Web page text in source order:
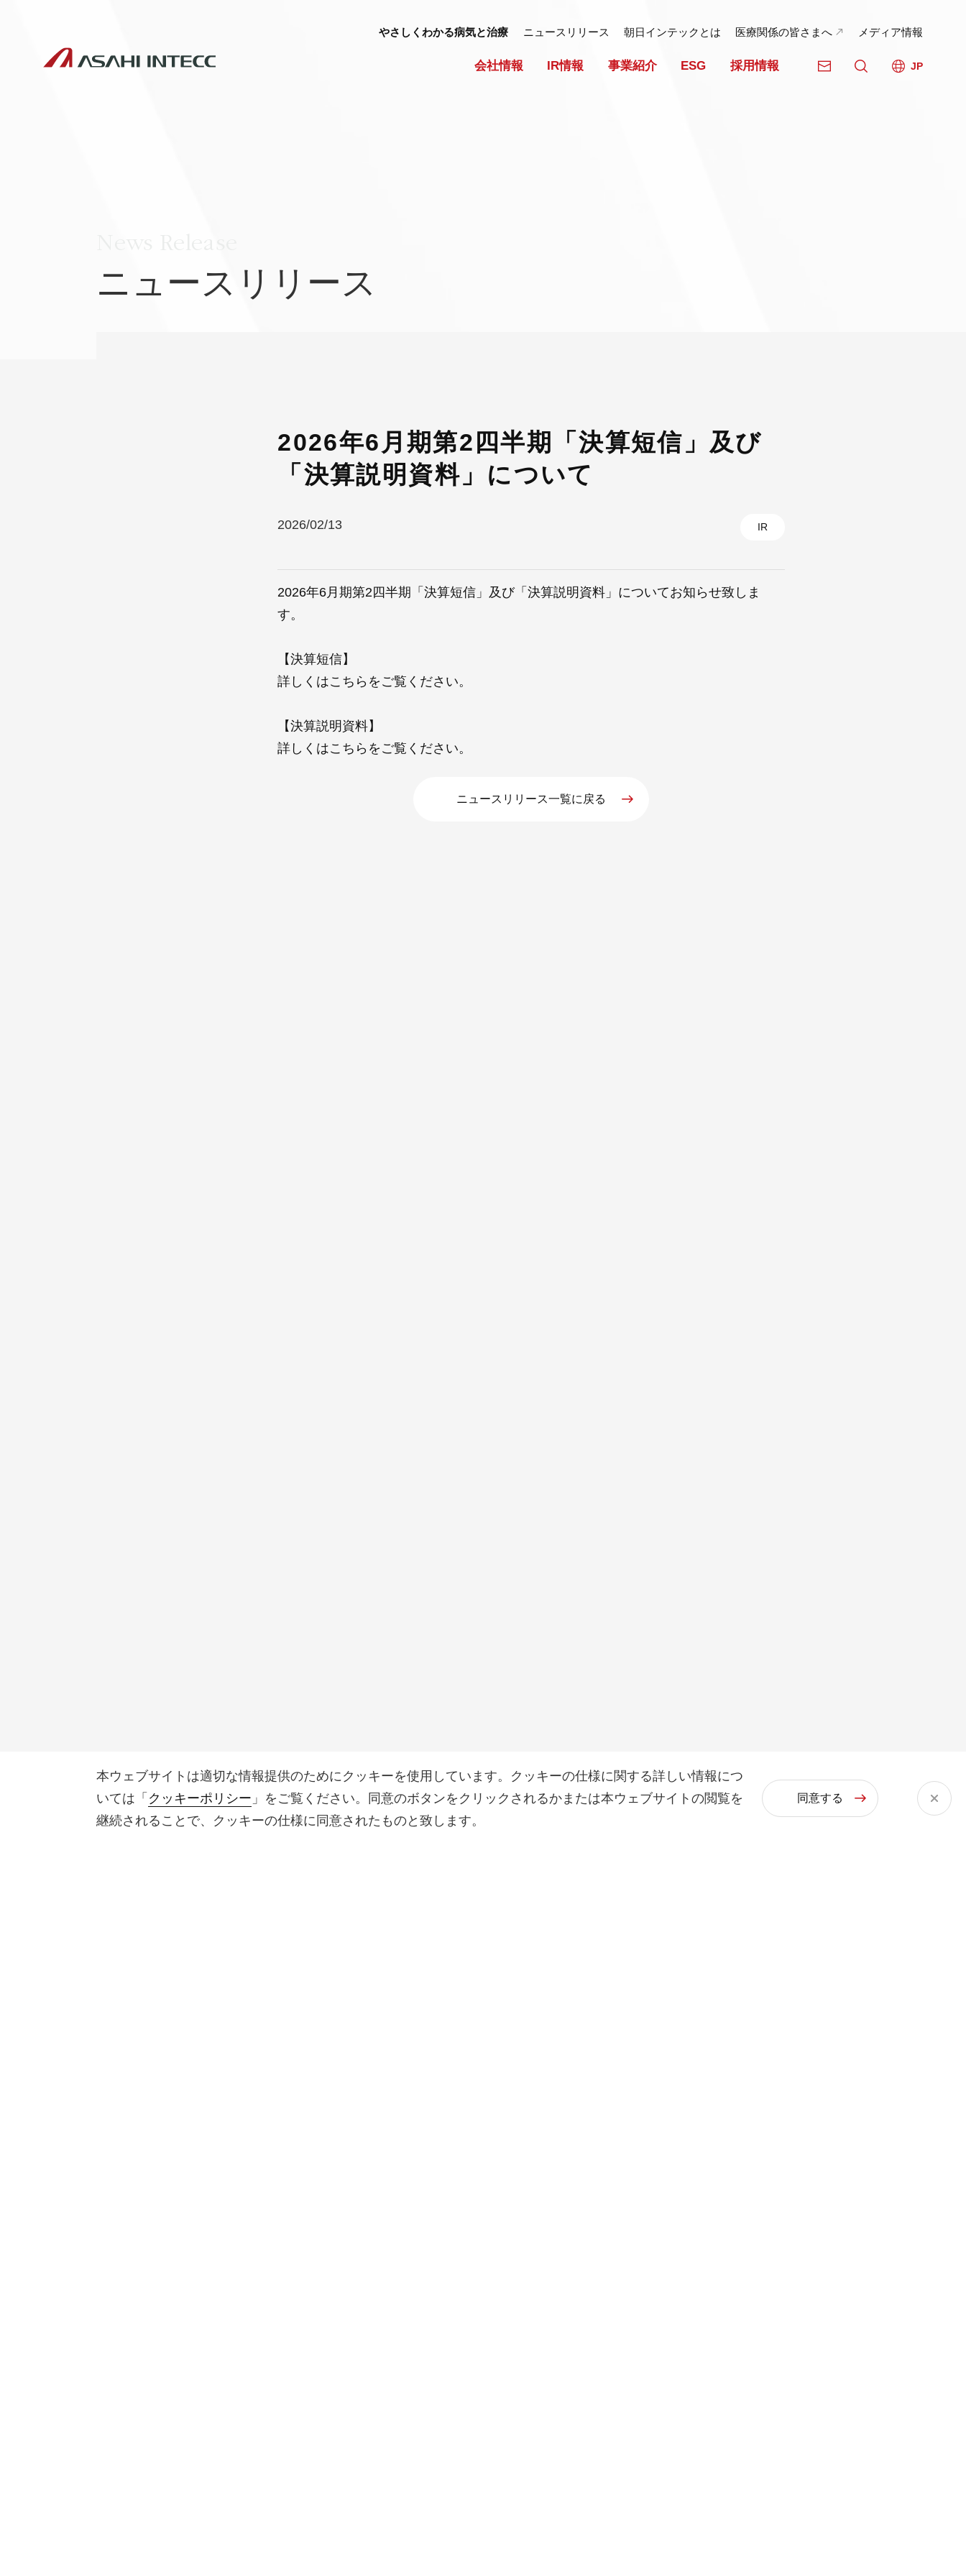
会社情報 IR情報 事業紹介 ESG 採用情報 JP
やさしくわかる病気と治療 ニュースリリース 朝日インテックとは 医療関係の皆さまへ メディア情報
本ウェブサイトは適切な情報提供のためにクッキーを使用しています。クッキーの仕様に関する詳しい情報につ
いては「 クッキーポリシー 」をご覧ください。同意のボタンをクリックされるかまたは本ウェブサイトの閲覧を
継続されることで、クッキーの仕様に同意されたものと致します。
同意する
ニュースリリース
2026年6月期第2四半期「決算短信」及び
「決算説明資料」について
2026/02/13 IR
2026年6月期第2四半期「決算短信」及び「決算説明資料」についてお知らせ致しま
す。
【決算短信】
詳しくはこちら をご覧ください。
【決算説明資料】
詳しくはこちら をご覧ください。
ニュースリリース一覧に戻る